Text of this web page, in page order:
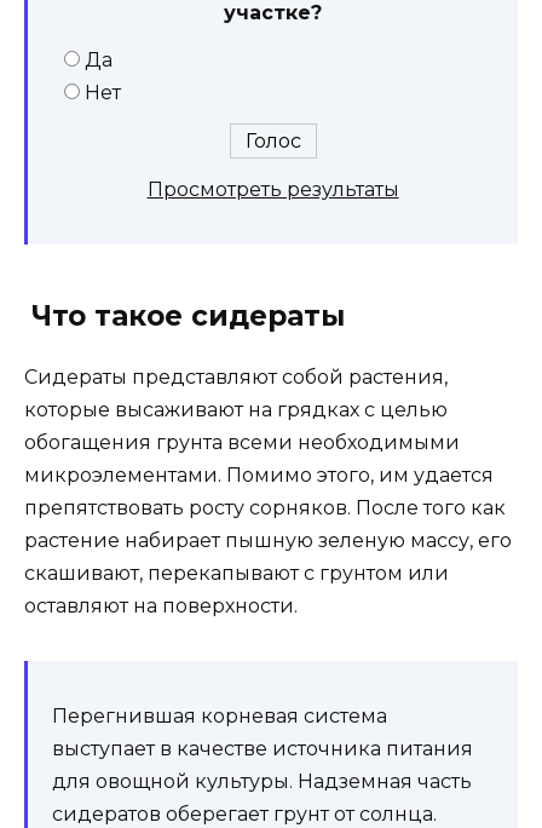
участке?
Да
Нет
Просмотреть результаты
Что такое сидераты
Сидераты представляют собой растения,
которые высаживают на грядках с целью
обогащения грунта всеми необходимыми
микроэлементами. Помимо этого, им удается
препятствовать росту сорняков. После того как
растение набирает пышную зеленую массу, его
скашивают, перекапывают с грунтом или
оставляют на поверхности.
Перегнившая корневая система
выступает в качестве источника питания
для овощной культуры. Надземная часть
сидератов оберегает грунт от солнца.